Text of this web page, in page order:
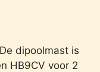
dipoolmast is
HB9CV voor 2